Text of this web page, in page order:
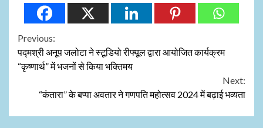
Continue
Reading
Previous:
पद्मश्री अनूप जलोटा ने स्टूडियो रीफ्यूल द्वारा आयोजित कार्यक्रम
“कृष्णार्थ” में भजनों से किया भक्तिमय
Next:
“कंतारा” के बप्पा अवतार ने गणपति महोत्सव 2024 में बढ़ाई भव्यता